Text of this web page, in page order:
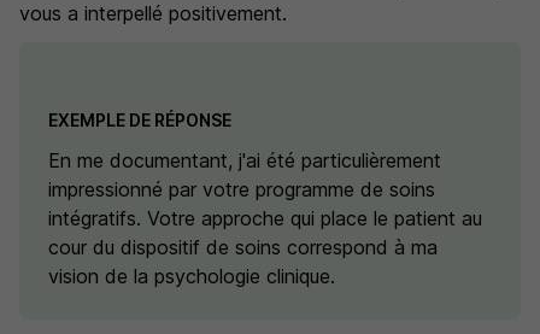
vous a interpellé positivement.
EXEMPLE DE RÉPONSE
En me documentant, j'ai été particulièrement
impressionné par votre programme de soins
intégratifs. Votre approche qui place le patient au
cour du dispositif de soins correspond à ma
vision de la psychologie clinique.